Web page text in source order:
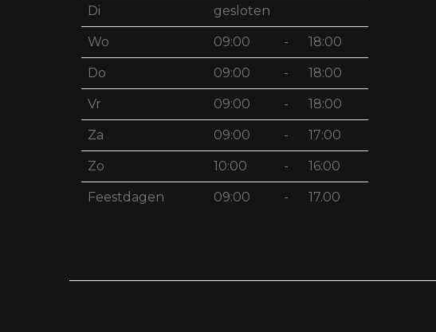
Di gesloten
Wo 09:00 - 18:00
Do 09:00 - 18:00
Vr 09:00 - 18:00
Za 09:00 - 17:00
Zo 10:00 - 16:00
Feestdagen 09:00 - 17.00